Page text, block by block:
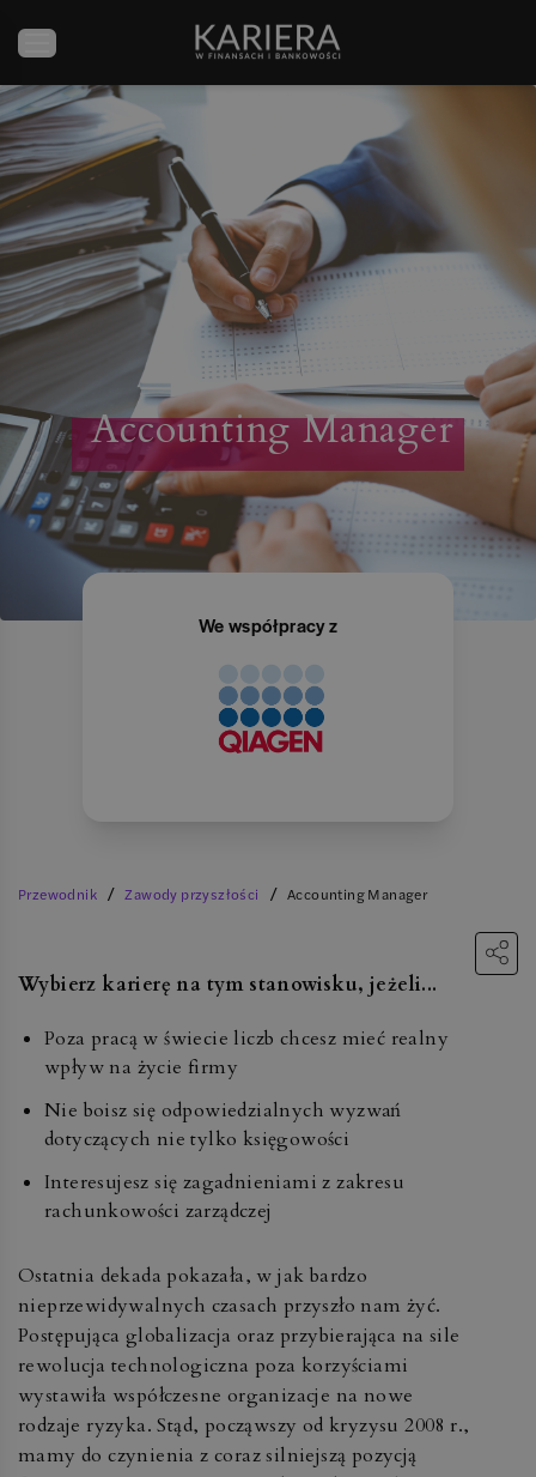
Accounting Manager
We współpracy z
Przewodnik / Zawody przyszłości / Accounting Manager
Wybierz karierę na tym stanowisku, jeżeli...
Poza pracą w świecie liczb chcesz mieć realny
wpływ na życie firmy
Nie boisz się odpowiedzialnych wyzwań
dotyczących nie tylko księgowości
Interesujesz się zagadnieniami z zakresu
rachunkowości zarządczej
Ostatnia dekada pokazała, w jak bardzo
nieprzewidywalnych czasach przyszło nam żyć.
Postępująca globalizacja oraz przybierająca na sile
rewolucja technologiczna poza korzyściami
wystawiła współczesne organizacje na nowe
rodzaje ryzyka. Stąd, począwszy od kryzysu 2008 r.,
mamy do czynienia z coraz silniejszą pozycją